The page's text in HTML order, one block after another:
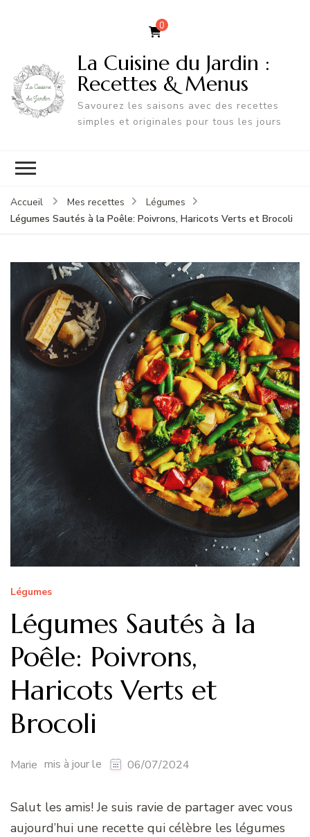
0
La Cuisine du Jardin :
Recettes & Menus
Savourez les saisons avec des recettes
simples et originales pour tous les jours
Accueil Mes recettes
Légumes
Légumes Sautés à la Poêle: Poivrons, Haricots Verts et Brocoli
Légumes
Légumes Sautés à la
Poêle: Poivrons,
Haricots Verts et
Brocoli
Marie mis à jour le 06/07/2024
Salut les amis! Je suis ravie de partager avec vous
aujourd’hui une recette qui célèbre les légumes